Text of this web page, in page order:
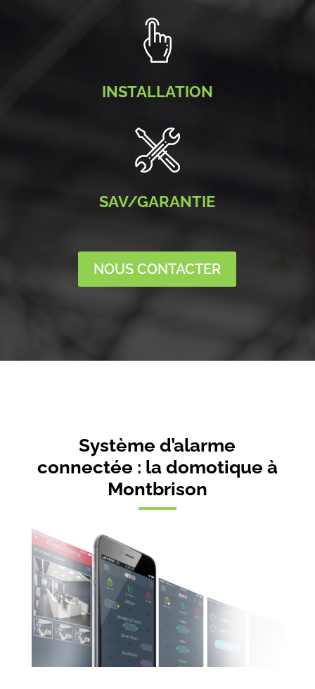
INSTALLATION
SAV/GARANTIE
NOUS CONTACTER
Système d’alarme
connectée : la domotique à
Montbrison